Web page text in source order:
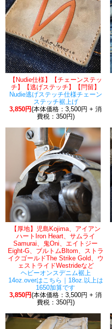
【Nudie仕様】【チェーンステッ
チ】【逃げステッチ】【閂留】
Nudie逃げステッチ仕様チェーン
ステッチ裾上げ
3,850円(本体価格：3,500円 + 消
費税：350円)
【厚地】児島Kojima、アイアン
ハートIron Heart、サムライ
Samurai、鬼Oni、エイトジー
Eight-G、ブルトムBltom、ストラ
イクゴールドThe Strike Gold、ウ
ェストライドWestrideなど
ヘビーオンスデニム裾上
14oz.overはこちら｜18oz.以上は
1650加算です
3,850円(本体価格：3,500円 + 消
費税：350円)